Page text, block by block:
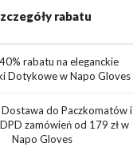
rabatu
rabatu na eleganckie
Dotykowe w Napo Gloves
do Paczkomatów i
zamówień od 179 zł w
Napo Gloves